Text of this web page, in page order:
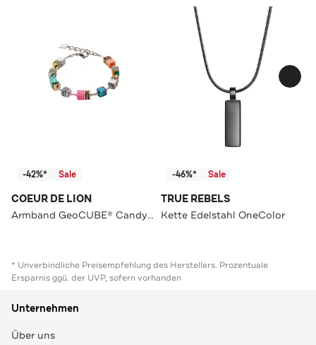
-42%* Sale
COEUR DE LION
Armband GeoCUBE® Candy multicolorspring
-46%* Sale
TRUE REBELS
Kette Edelstahl OneColor
* Unverbindliche Preisempfehlung des Herstellers. Prozentuale
Ersparnis ggü. der UVP, sofern vorhanden
Unternehmen
Über uns